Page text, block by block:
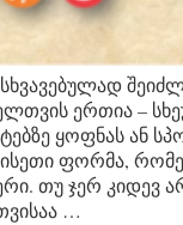
ერთია –
ყოფნას ან
ფორმა,
თუ ჯერ კიდევ
…